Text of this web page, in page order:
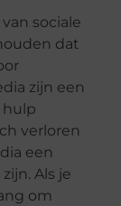
sociale
dat
zijn een
hulp
verloren
een
Als je
om